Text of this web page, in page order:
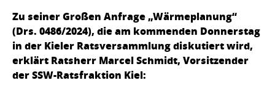
Zu seiner Großen Anfrage „Wärmeplanung“
(Drs. 0486/2024), die am kommenden Donnerstag
in der Kieler Ratsversammlung diskutiert wird,
erklärt Ratsherr Marcel Schmidt, Vorsitzender
der SSW-Ratsfraktion Kiel: